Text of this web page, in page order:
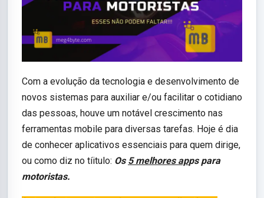
Com a evolução da tecnologia e desenvolvimento de
novos sistemas para auxiliar e/ou facilitar o cotidiano
das pessoas, houve um notável crescimento nas
ferramentas mobile para diversas tarefas. Hoje é dia
de conhecer aplicativos essenciais para quem dirige,
ou como diz no tíitulo: Os5 melhores apps para
motoristas.